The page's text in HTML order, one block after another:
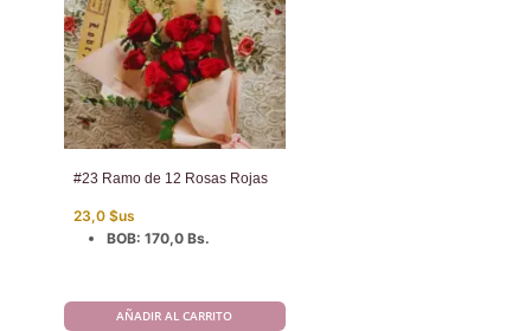
#23 Ramo de 12 Rosas Rojas
23,0 $us
BOB: 170,0 Bs.
AÑADIR AL CARRITO